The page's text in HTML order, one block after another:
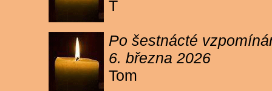
T
Po šestnácté
6. března 2026
Tom